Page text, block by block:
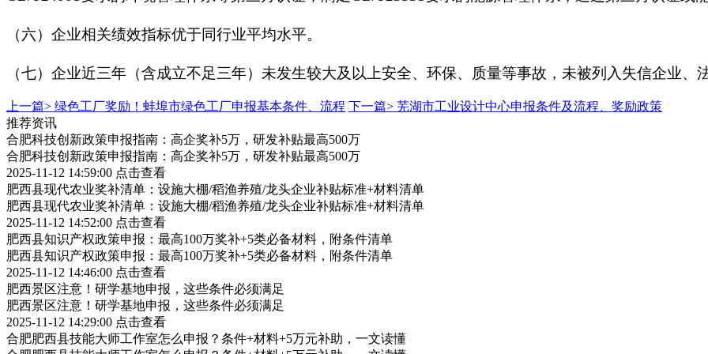
（六）企业相关绩效指标优于同行业平均水平。
（七）企业近三年（含成立不足三年）未发生较大及以上安全、环保、质量等事故，未被列入失信企业、
上一篇> 绿色工厂奖励！蚌埠市绿色工厂申报基本条件、流程 下一篇> 芜湖市工业设计中心申报条件及流程、奖励政策
推荐资讯
合肥科技创新政策申报指南：高企奖补5万，研发补贴最高500万
合肥科技创新政策申报指南：高企奖补5万，研发补贴最高500万
2025-11-12 14:59:00 点击查看
肥西县现代农业奖补清单：设施大棚/稻渔养殖/龙头企业补贴标准+材料清单
肥西县现代农业奖补清单：设施大棚/稻渔养殖/龙头企业补贴标准+材料清单
2025-11-12 14:52:00 点击查看
肥西县知识产权政策申报：最高100万奖补+5类必备材料，附条件清单
肥西县知识产权政策申报：最高100万奖补+5类必备材料，附条件清单
2025-11-12 14:46:00 点击查看
肥西景区注意！研学基地申报，这些条件必须满足
肥西景区注意！研学基地申报，这些条件必须满足
2025-11-12 14:29:00 点击查看
合肥肥西县技能大师工作室怎么申报？条件+材料+5万元补助，一文读懂